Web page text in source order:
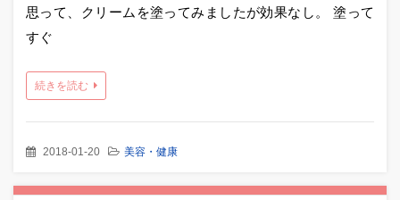
思って、クリームを塗ってみましたが効果なし。 塗って
すぐ
続きを読む
2018-01-20 美容・健康